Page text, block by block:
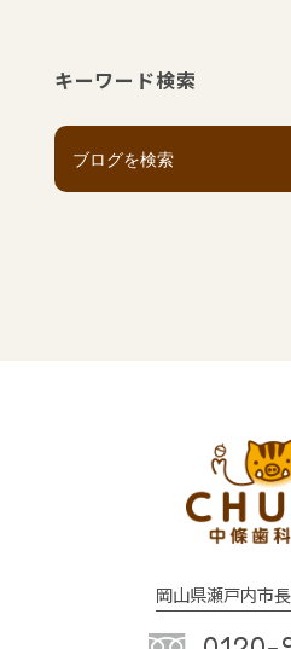
キーワード検索
岡山県瀬戸内市